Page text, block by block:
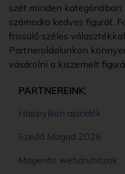
szét minden
számodra kedves figurát.
frissülő széles választékkal
Partneroldalunkon
vásárolni a kiszemelt
PARTNEREINK:
HappyBon ajándék
Szedd Magad 2026
Magento webáruházak